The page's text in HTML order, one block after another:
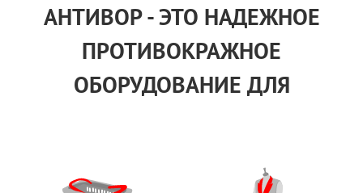
АНТИВОР - ЭТО НАДЕЖНОЕ
ПРОТИВОКРАЖНОЕ
ОБОРУДОВАНИЕ ДЛЯ